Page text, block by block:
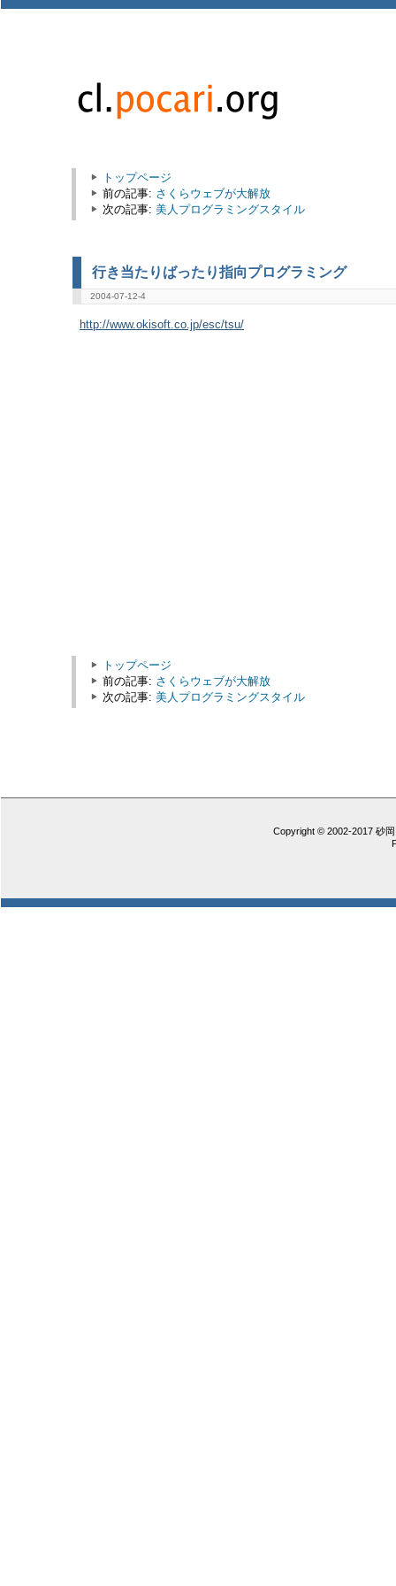
トップページ
前の記事: さくらウェブが大解放
次の記事: 美人プログラミングスタイル
行き当たりばったり指向プログラミング
2004-07-12-4
http://www.okisoft.co.jp/esc/tsu/
トップページ
前の記事: さくらウェブが大解放
次の記事: 美人プログラミングスタイル
Copyright © 2002-2017 砂